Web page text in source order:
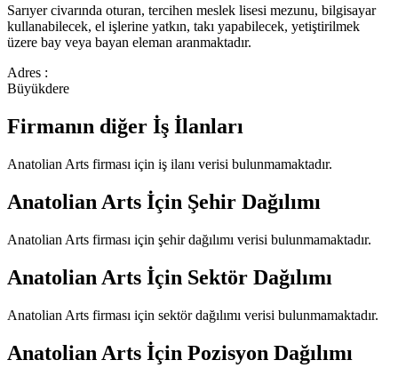
Sarıyer civarında oturan, tercihen meslek lisesi mezunu, bilgisayar
kullanabilecek, el işlerine yatkın, takı yapabilecek, yetiştirilmek
üzere bay veya bayan eleman aranmaktadır.
Adres :
Büyükdere
Firmanın diğer İş İlanları
Anatolian Arts firması için iş ilanı verisi bulunmamaktadır.
Anatolian Arts İçin Şehir Dağılımı
Anatolian Arts firması için şehir dağılımı verisi bulunmamaktadır.
Anatolian Arts İçin Sektör Dağılımı
Anatolian Arts firması için sektör dağılımı verisi bulunmamaktadır.
Anatolian Arts İçin Pozisyon Dağılımı